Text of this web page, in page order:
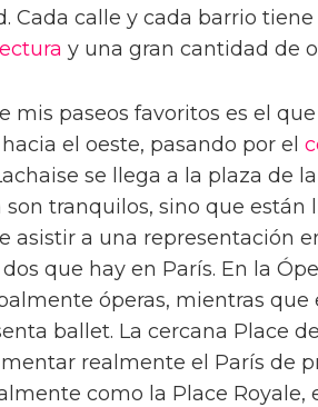
Cada calle y cada barrio
y una gran cantidad de
mis paseos favoritos es el
el oeste, pasando por el
se llega a la plaza de
son tranquilos, sino que están
asistir a una representación
que hay en París. En la
óperas, mientras que
ballet. La cercana Place
realmente el París de
como la Place